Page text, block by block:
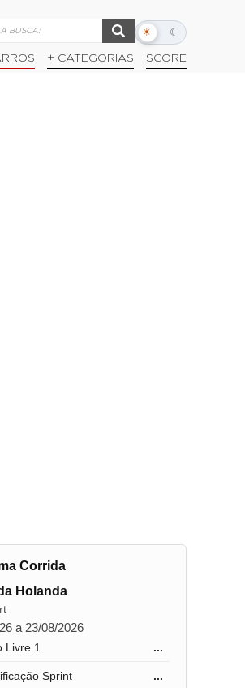
☀ ☾
Alternar
escuro
+ CATEGORIAS SCORE
Corrida
Holanda
a 23/08/2026
Livre 1 ...
Sprint ...